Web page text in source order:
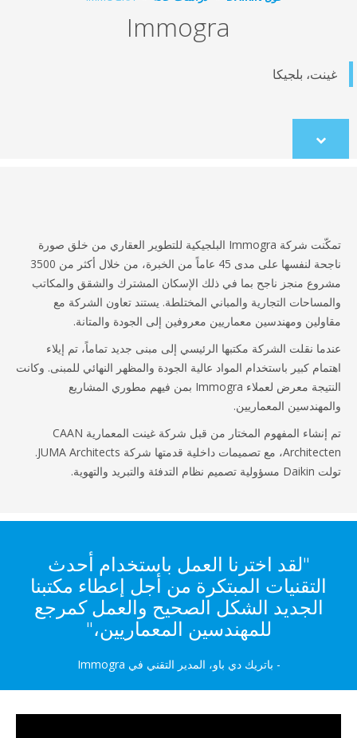
Immogra
بلجيكا
Scroll
to
تمكّنت شركة Immogra البلجيكية للتطوير العقاري من خلق صورة
ناجحة لنفسها على مدى 45 عاماً من الخبرة، من خلال أكثر من 3500
منجز ناجح بما في ذلك الإسكان المشترك والشقق والمكاتب
التجارية والمباني المختلطة. يستند تعاون الشركة مع
ومهندسين معماريين معروفين إلى الجودة والمتانة.
نقلت الشركة مكتبها الرئيسي إلى مبنى جديد تماماً، تم إيلاء
كبير باستخدام المواد عالية الجودة والمظهر النهائي للمبنى. وكانت
النتيجة معرض لعملاء Immogra بمن فيهم مطوري المشاريع
المعماريين.
تم إنشاء المفهوم المختار من قبل شركة غينت المعمارية CAAN
Architecten، مع تصميمات داخلية قدمتها شركة JUMA Architects.
"لقد اخترنا العمل باستخدام أحدث
التقنيات المبتكرة من أجل إعطاء مكتبنا
الجديد الشكل الصحيح والعمل كمرجع
للمهندسين المعماريين،"
- باتريك دي باو، المدير التقني في Immogra